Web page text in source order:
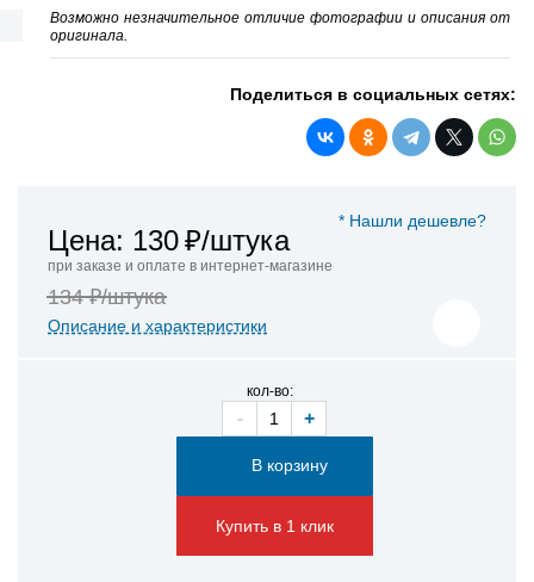
Возможно незначительное отличие фотографии и описания от
оригинала.
Поделиться в социальных сетях:
* Нашли дешевле?
Цена: 130₽/штука
при заказе и оплате в интернет-магазине
134 ₽/штука
Описание и характеристики
кол-во:
- +
Купить в 1 клик